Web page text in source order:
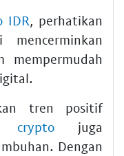
IDR , perhatikan
mempermudah
tren positif
crypto juga
Dengan